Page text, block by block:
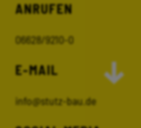
ANRUFEN
06628/9210-0
E-MAIL
info@stutz-bau.de